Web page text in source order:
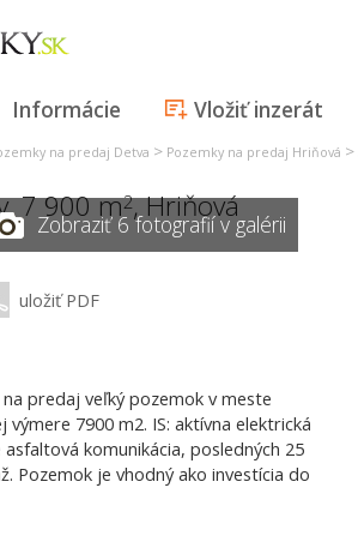
Informácie Vložiť inzerát
na predaj Detva > Pozemky na predaj Hriňová >
7 900 m2,Hriňová
Zobraziť 6 fotografií v galérii
uložiť PDF
predaj veľký pozemok v meste
7900 m2. IS: aktívna elektrická
komunikácia, posledných 25
Pozemok je vhodný ako investícia do